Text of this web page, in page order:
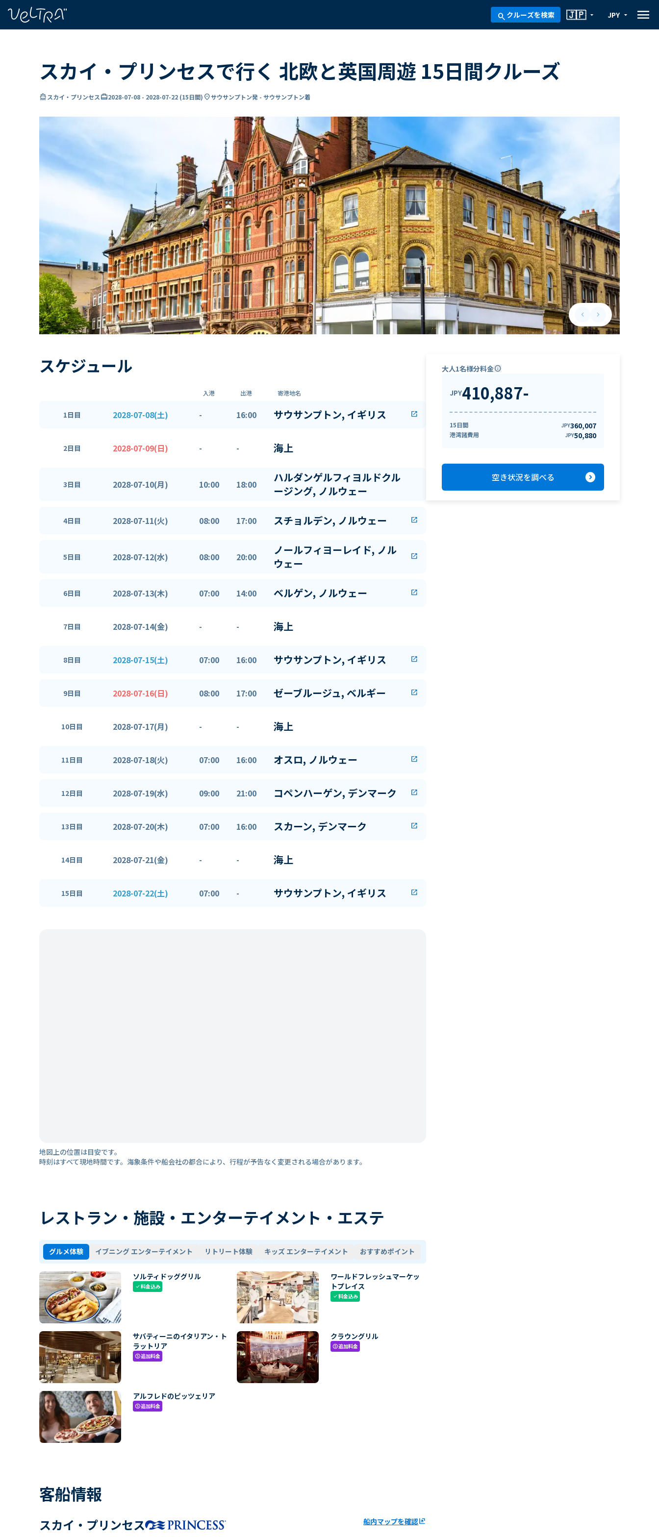
search クルーズを検索 arrow_drop_down
🇯🇵 arrow_drop_down
JPY menu
スカイ・プリンセスで行く 北欧と英国周遊 15日間クルーズ
directions_boat スカイ・プリンセスcard_travel2028-07-08 - 2028-07-22 (15日間) location_onサウサンプトン発 - サウサンプトン着
keyboard_arrow_leftPrevious slide
keyboard_arrow_rightNext slide
スケジュール
入港 出港 寄港地名
1日目 2028-07-08(土) - 16:00 サウサンプトン, イギリス open_in_new
2日目 2028-07-09(日) - - 海上
3日目 2028-07-10(月) 10:00 18:00
ハルダンゲルフィヨルドクル
ージング, ノルウェー
4日目 2028-07-11(火) 08:00 17:00 スチョルデン, ノルウェー open_in_new
5日目 2028-07-12(水) 08:00 20:00
ノールフィヨーレイド, ノル
ウェー
open_in_new
6日目 2028-07-13(木) 07:00 14:00 ベルゲン, ノルウェー open_in_new
7日目 2028-07-14(金) - - 海上
8日目 2028-07-15(土) 07:00 16:00 サウサンプトン, イギリス open_in_new
9日目 2028-07-16(日) 08:00 17:00 ゼーブルージュ, ベルギー open_in_new
10日目 2028-07-17(月) - - 海上
11日目 2028-07-18(火) 07:00 16:00 オスロ, ノルウェー open_in_new
12日目 2028-07-19(水) 09:00 21:00 コペンハーゲン, デンマーク open_in_new
13日目 2028-07-20(木) 07:00 16:00 スカーン, デンマーク open_in_new
14日目 2028-07-21(金) - - 海上
15日目 2028-07-22(土) 07:00 - サウサンプトン, イギリス open_in_new
地図上の位置は目安です。
時刻はすべて現地時間です。海象条件や船会社の都合により、行程が予告なく変更される場合があります。
レストラン・施設・エンターテイメント・エステ
グルメ体験 イブニング エンターテイメント リトリート体験 キッズ エンターテイメント おすすめポイント
ソルティドッググリル
check料金込み
ワールドフレッシュマーケッ
トプレイス
check料金込み
サバティーニのイタリアン・ト
ラットリア
paid追加料金
クラウングリル
paid追加料金
アルフレドのピッツェリア
paid追加料金
客船情報
スカイ・プリンセス 船内マップを確認ungroup
大人1名様分料金info
JPY410,887-
15日間 JPY360,007
港湾諸費用 JPY50,880
空き状況を調べる expand_circle_right